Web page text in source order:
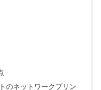
のネットワークプリン